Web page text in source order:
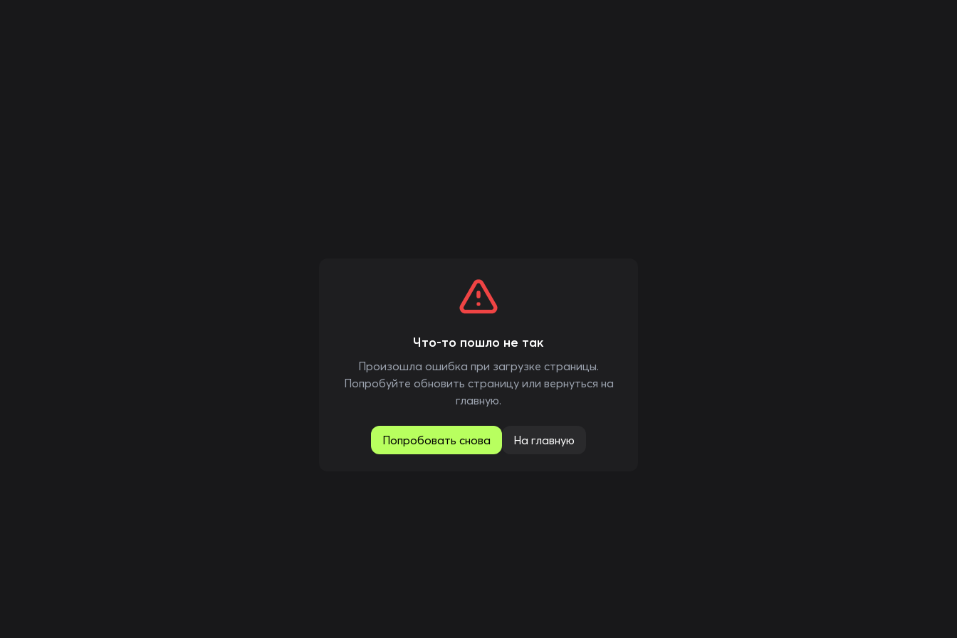
Что-то пошло не так
Произошла ошибка при загрузке страницы.
Попробуйте обновить страницу или вернуться на
главную.
Попробовать снова На главную